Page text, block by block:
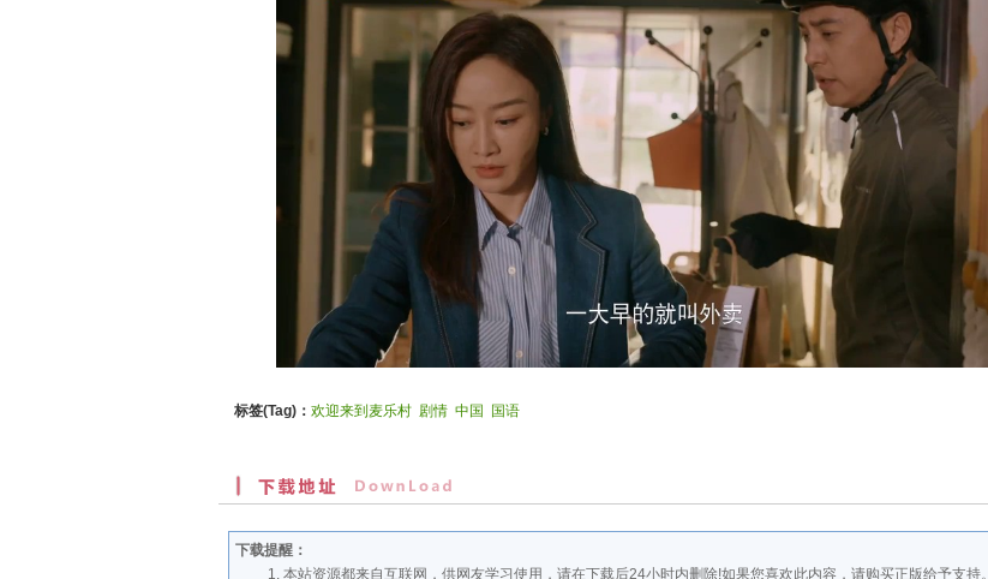
标签(Tag)： 欢迎来到麦乐村 剧情 中国 国语
下载提醒：
本站资源都来自互联网，供网友学习使用，请在下载后24小时内删除!如果您喜欢此内容，请购买正版给予支持。